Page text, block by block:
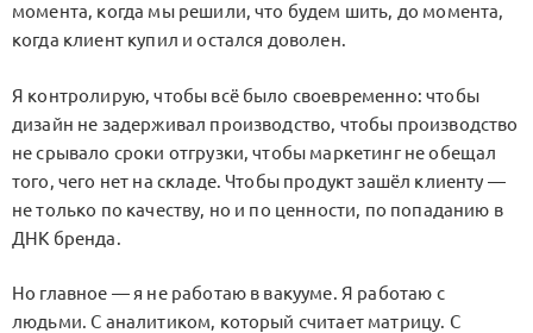
момента, когда мы решили, что будем шить, до момента,
когда клиент купил и остался доволен.
Я контролирую, чтобы всё было своевременно: чтобы
дизайн не задерживал производство, чтобы производство
не срывало сроки отгрузки, чтобы маркетинг не обещал
того, чего нет на складе. Чтобы продукт зашёл клиенту —
не только по качеству, но и по ценности, по попаданию в
ДНК бренда.
Но главное — я не работаю в вакууме. Я работаю с
людьми. С аналитиком, который считает матрицу. С